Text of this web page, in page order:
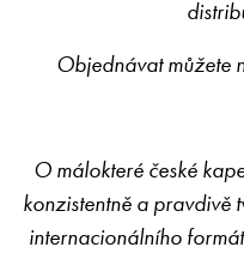
Objednávat můžete
O málokteré české
konzistentně a pravdivě
internacionálního